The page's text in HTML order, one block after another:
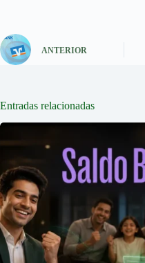
ANTERIOR
Entradas relacionadas